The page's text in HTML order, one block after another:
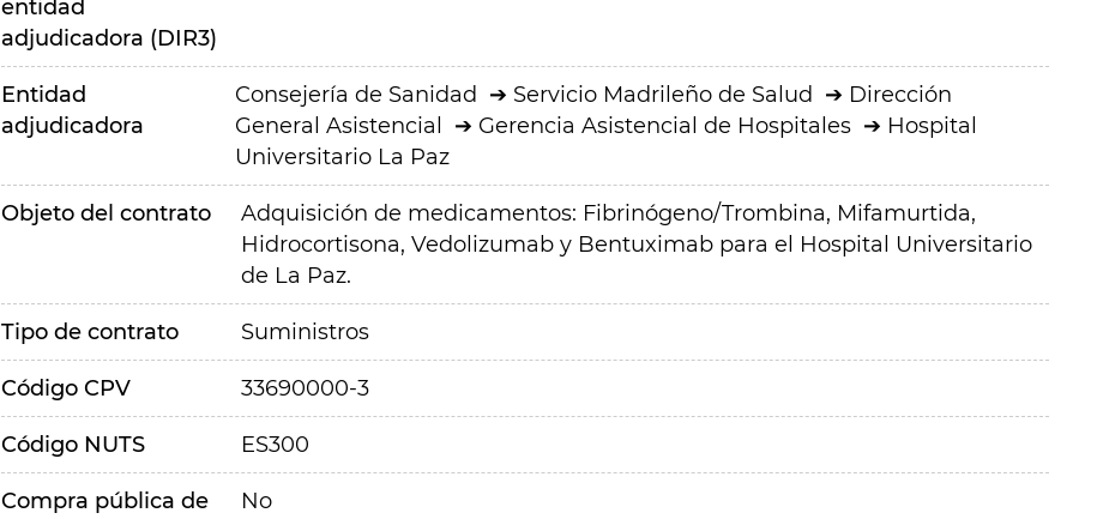
entidad
adjudicadora (DIR3)
Entidad
adjudicadora
Consejería de Sanidad Servicio Madrileño de Salud
Dirección
General Asistencial
Gerencia Asistencial de Hospitales
Hospital
Universitario La Paz
Objeto del contrato
Adquisición de medicamentos: Fibrinógeno/Trombina, Mifamurtida,
Hidrocortisona, Vedolizumab y Bentuximab para el Hospital Universitario
de La Paz.
Tipo de contrato Suministros
Código CPV 33690000-3
Código NUTS ES300
Compra pública de
No